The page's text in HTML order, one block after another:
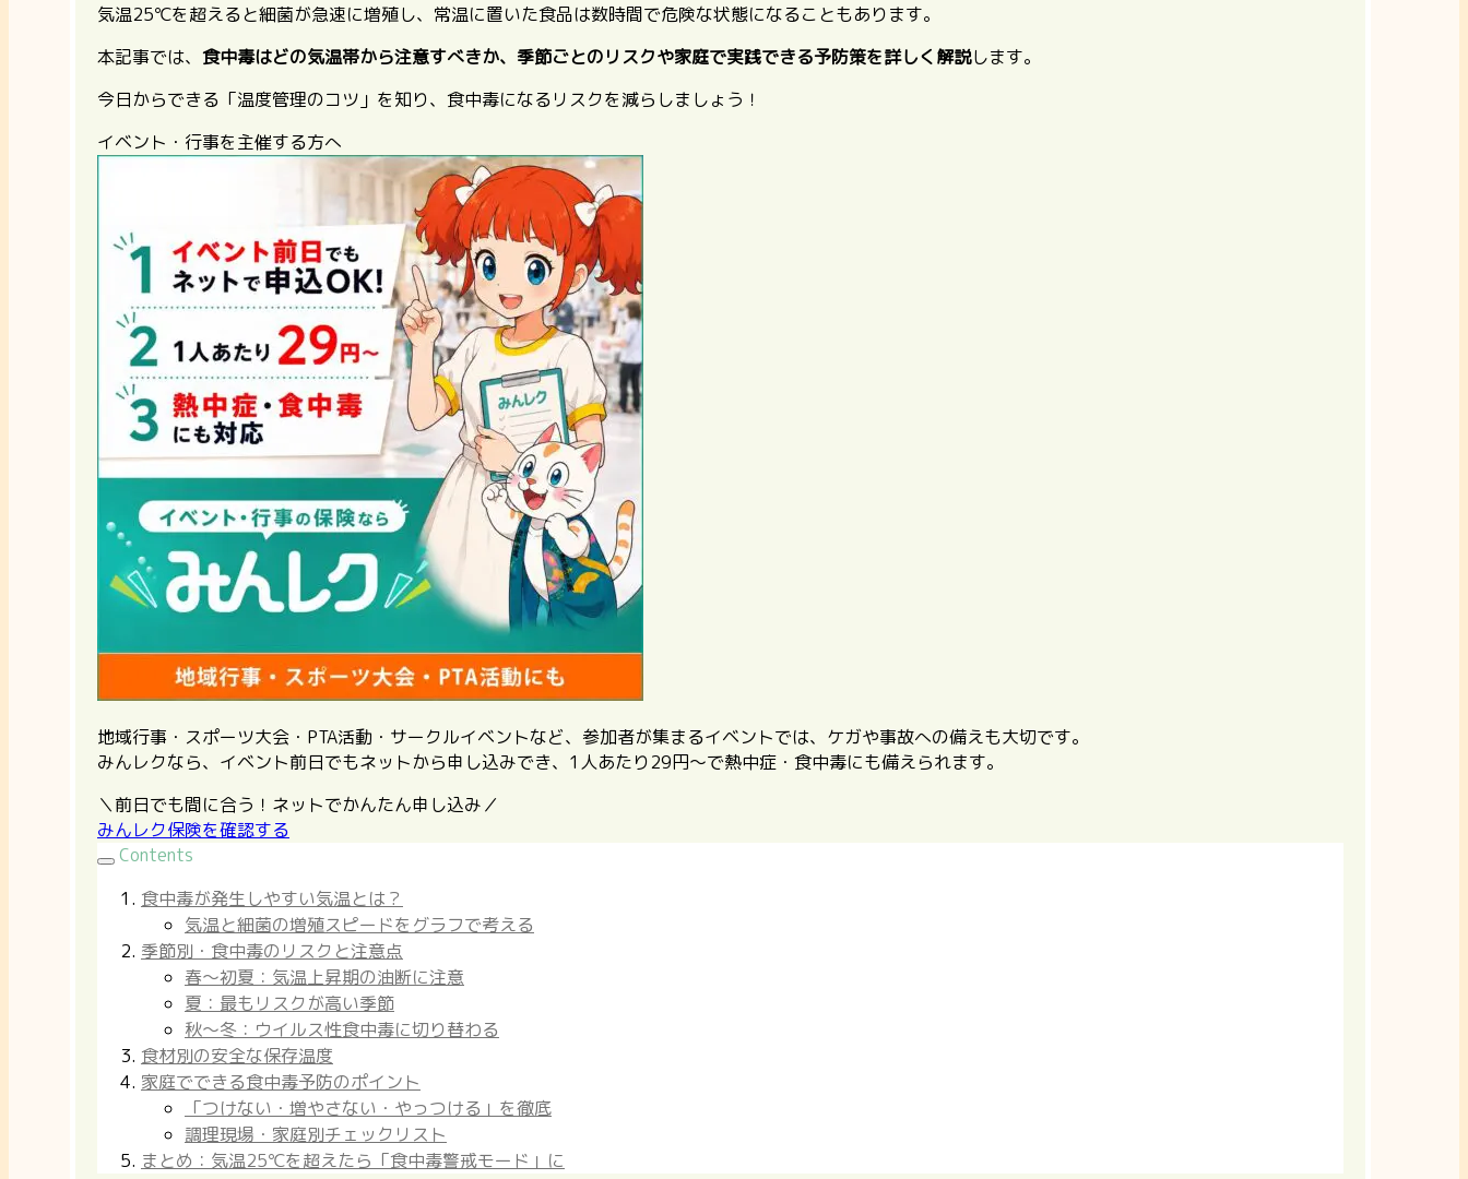
気温25℃を超えると細菌が急速に増殖し、常温に置いた食品は数時間で危険な状態になることもあります。
本記事では、 食中毒はどの気温帯から注意すべきか、季節ごとのリスクや家庭で実践できる予防策を詳しく解説します。
今日からできる「温度管理のコツ」を知り、食中毒になるリスクを減らしましょう！
イベント・行事を主催する方へ
地域行事・スポーツ大会・PTA活動・サークルイベントなど、参加者が集まるイベントでは、ケガや事故への備えも大切です。
みんレクなら、イベント前日でもネットから申し込みでき、1人あたり29円〜で熱中症・食中毒にも備えられます。
＼前日でも間に合う！ネットでかんたん申し込み／
みんレク保険を確認する
Contents
食中毒が発生しやすい気温とは？
気温と細菌の増殖スピードをグラフで考える
季節別・食中毒のリスクと注意点
春〜初夏：気温上昇期の油断に注意
夏：最もリスクが高い季節
秋〜冬：ウイルス性食中毒に切り替わる
食材別の安全な保存温度
家庭でできる食中毒予防のポイント
「つけない・増やさない・やっつける」を徹底
調理現場・家庭別チェックリスト
まとめ：気温25℃を超えたら「食中毒警戒モード」に